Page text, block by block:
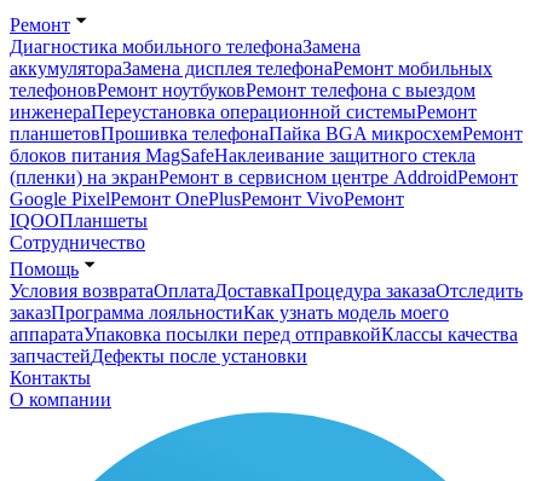
Ремонт
Диагностика мобильного телефонаЗамена
аккумулятораЗамена дисплея телефонаРемонт мобильных
телефоновРемонт ноутбуковРемонт телефона с выездом
инженераПереустановка операционной системыРемонт
планшетовПрошивка телефонаПайка BGA микросхемРемонт
блоков питания MagSafeНаклеивание защитного стекла
(пленки) на экранРемонт в сервисном центре AddroidРемонт
Google PixelРемонт OnePlusРемонт VivoРемонт
IQOOПланшеты
Сотрудничество
Помощь
Условия возвратаОплатаДоставкаПроцедура заказаОтследить
заказПрограмма лояльностиКак узнать модель моего
аппаратаУпаковка посылки перед отправкойКлассы качества
запчастейДефекты после установки
Контакты
О компании